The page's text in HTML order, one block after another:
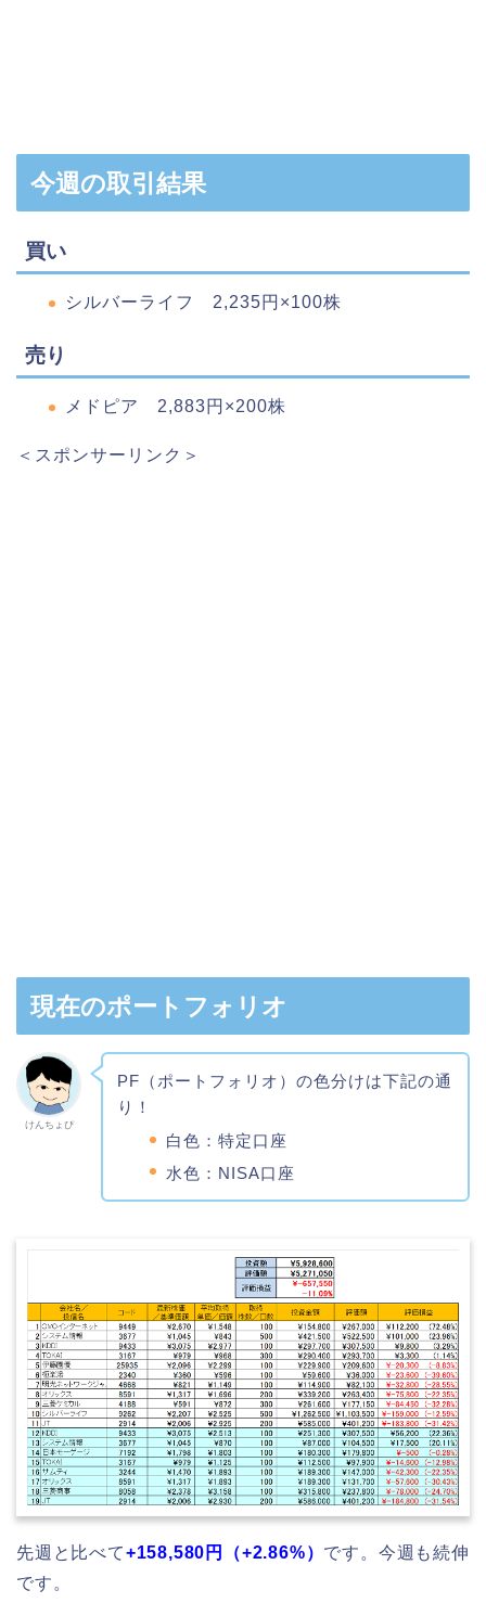
今週の取引結果
買い
シルバーライフ 2,235円×100株
売り
メドピア 2,883円×200株
＜スポンサーリンク＞
現在のポートフォリオ
けんちょぴ
PF（ポートフォリオ）の色分けは下記の通
り！
白色：特定口座
水色：NISA口座
先週と比べて+158,580円（+2.86%） です。今週も続伸
です。